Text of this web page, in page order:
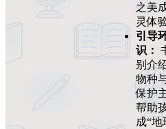
之美
灵体
引导
识：
别介
物种
保护
帮助
成“地